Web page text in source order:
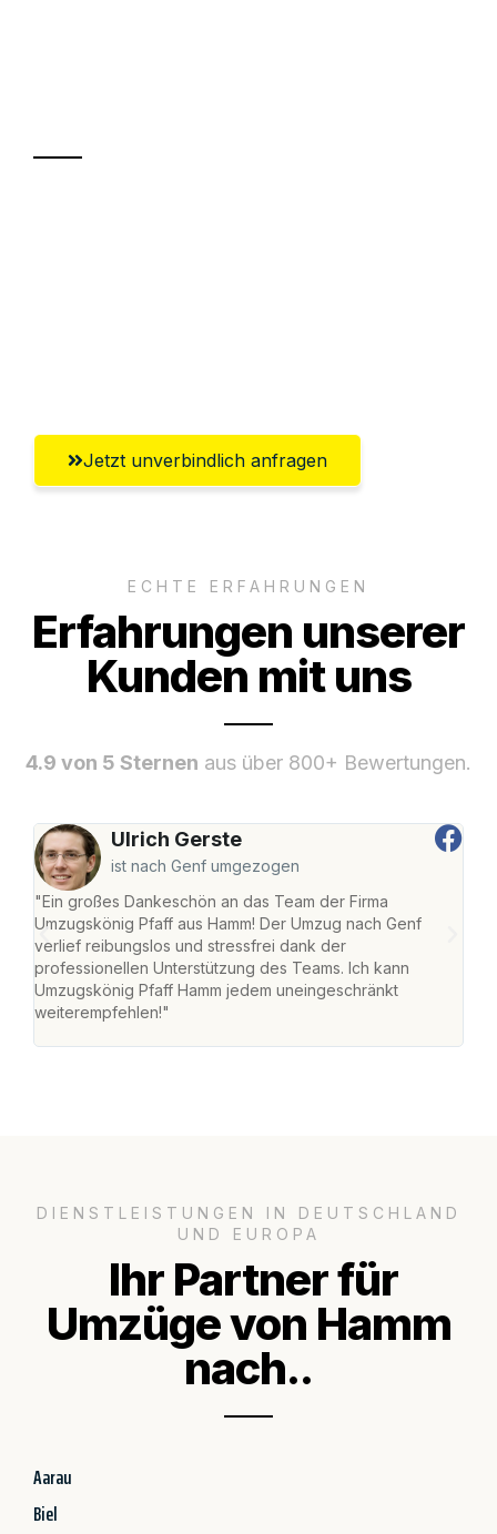
Jetzt unverbindlich anfragen
ECHTE ERFAHRUNGEN
Erfahrungen unserer
Kunden mit uns
4.9 von 5 Sternen aus über 800+ Bewertungen.
Ulrich Gerste
ist nach Genf umgezogen
"Ein großes Dankeschön an das Team der Firma
Umzugskönig Pfaff aus Hamm! Der Umzug nach Genf
verlief reibungslos und stressfrei dank der
professionellen Unterstützung des Teams. Ich kann
Umzugskönig Pfaff Hamm jedem uneingeschränkt
weiterempfehlen!"
DIENSTLEISTUNGEN IN DEUTSCHLAND
UND EUROPA
Ihr Partner für
Umzüge von Hamm
nach..
Aarau
Biel